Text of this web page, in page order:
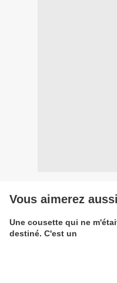
Vous aimerez aussi
Une cousette qui ne
destiné. C'est un